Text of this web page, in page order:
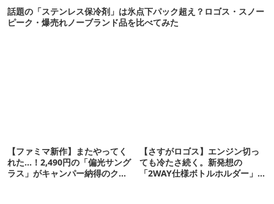
話題の「ステンレス保冷剤」は氷点下パック超え？ロゴス・スノー
ピーク・爆売れノーブランド品を比べてみた
【ファミマ新作】またやってく
れた…！2,490円の「偏光サング
ラス」がキャンパー納得のクオ
【さすがロゴス】エンジン切っ
ても冷たさ続く。新発想の
「2WAY仕様ボトルホルダー」が